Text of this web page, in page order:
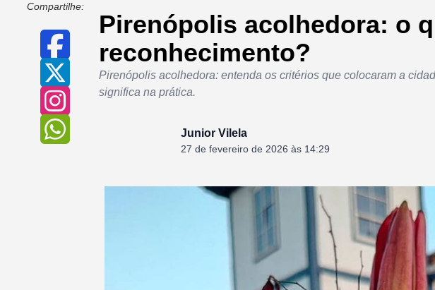
Compartilhe:
Pirenópolis acolhedora: o
reconhecimento?
Pirenópolis acolhedora: entenda os critérios que colocaram a
significa na prática.
Junior Vilela
27 de fevereiro de 2026 às 14:29